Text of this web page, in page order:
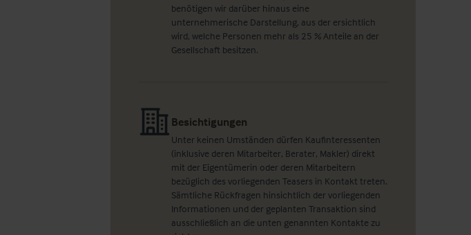
benötigen wir darüber hinaus eine
unternehmerische Darstellung, aus der ersichtlich
wird, welche Personen mehr als 25 % Anteile an der
Gesellschaft besitzen.
Besichtigungen
Unter keinen Umständen dürfen Kaufinteressenten
(inklusive deren Mitarbeiter, Berater, Makler) direkt
mit der Eigentümerin oder deren Mitarbeitern
bezüglich des vorliegenden Teasers in Kontakt treten.
Sämtliche Rückfragen hinsichtlich der vorliegenden
Informationen und der geplanten Transaktion sind
ausschließlich an die unten genannten Kontakte zu